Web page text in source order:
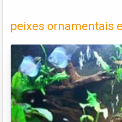
peixes ornamentais